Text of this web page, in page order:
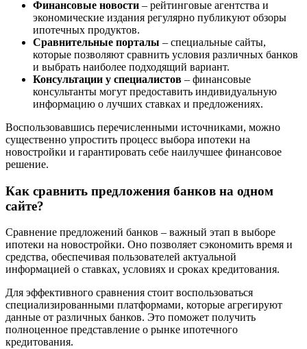
Финансовые новости – рейтинговые агентства и
экономические издания регулярно публикуют обзоры
ипотечных продуктов.
Сравнительные порталы – специальные сайты,
которые позволяют сравнить условия различных банков
и выбрать наиболее подходящий вариант.
Консультации у специалистов – финансовые
консультанты могут предоставить индивидуальную
информацию о лучших ставках и предложениях.
Воспользовавшись перечисленными источниками, можно
существенно упростить процесс выбора ипотеки на
новостройки и гарантировать себе наилучшее финансовое
решение.
Как сравнить предложения банков на одном
сайте?
Сравнение предложений банков – важный этап в выборе
ипотеки на новостройки. Оно позволяет сэкономить время и
средства, обеспечивая пользователей актуальной
информацией о ставках, условиях и сроках кредитования.
Для эффективного сравнения стоит воспользоваться
специализированными платформами, которые агрегируют
данные от различных банков. Это поможет получить
полноценное представление о рынке ипотечного
кредитования.